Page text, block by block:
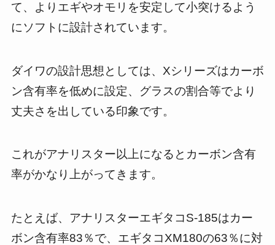
て、よりエギやオモリを安定して小突けるよう
にソフトに設計されています。
ダイワの設計思想としては、Xシリーズはカーボ
ン含有率を低めに設定、グラスの割合等でより
丈夫さを出している印象です。
これがアナリスター以上になるとカーボン含有
率がかなり上がってきます。
たとえば、アナリスターエギタコS-185はカー
ボン含有率83％で、エギタコXM180の63％に対